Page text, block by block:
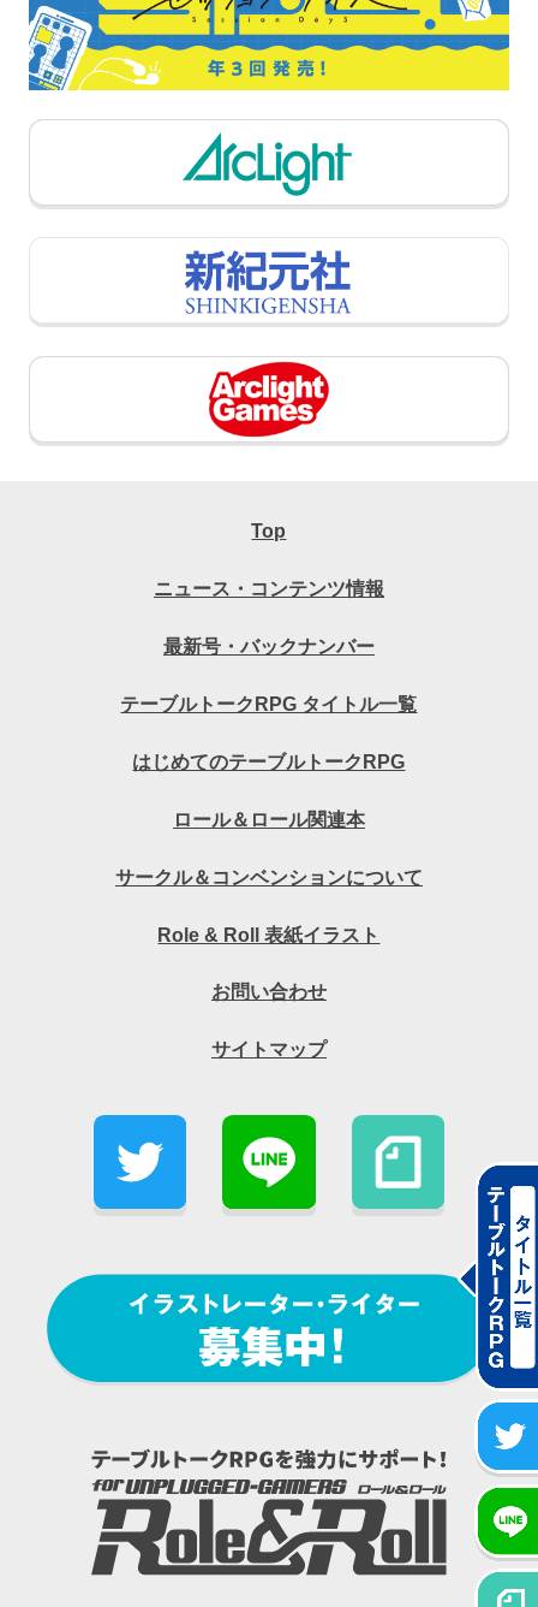
Top
ニュース・コンテンツ情報
最新号・バックナンバー
テーブルトークRPG タイトル一覧
はじめてのテーブルトークRPG
ロール＆ロール関連本
サークル＆コンベンションについて
Role & Roll 表紙イラスト
お問い合わせ
サイトマップ